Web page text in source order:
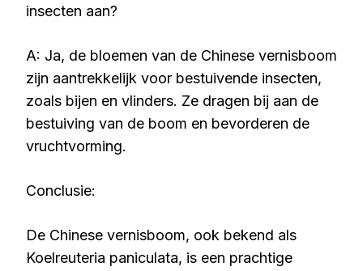
insecten aan?
A: Ja, de bloemen van de Chinese vernisboom
zijn aantrekkelijk voor bestuivende insecten,
zoals bijen en vlinders. Ze dragen bij aan de
bestuiving van de boom en bevorderen de
vruchtvorming.
Conclusie:
De Chinese vernisboom, ook bekend als
Koelreuteria paniculata, is een prachtige